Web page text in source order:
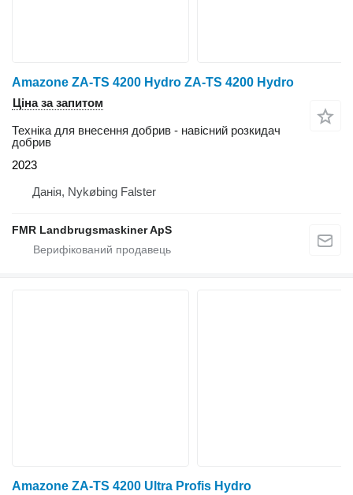
Amazone ZA-TS 4200 Hydro ZA-TS 4200 Hydro
Ціна за запитом
Техніка для внесення добрив - навісний розкидач
добрив
2023
Данія, Nykøbing Falster
FMR Landbrugsmaskiner ApS
Amazone ZA-TS 4200 Ultra Profis Hydro